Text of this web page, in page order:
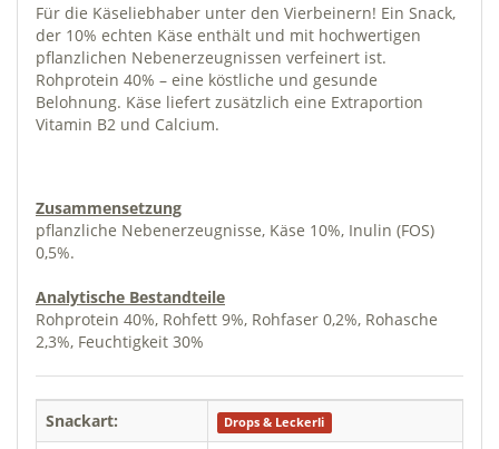
Für die Käseliebhaber unter den Vierbeinern! Ein Snack,
der 10% echten Käse enthält und mit hochwertigen
pflanzlichen Nebenerzeugnissen verfeinert ist.
Rohprotein 40% – eine köstliche und gesunde
Belohnung. Käse liefert zusätzlich eine Extraportion
Vitamin B2 und Calcium.
Zusammensetzung
pflanzliche Nebenerzeugnisse, Käse 10%, Inulin (FOS)
0,5%.
Analytische Bestandteile
Rohprotein 40%, Rohfett 9%, Rohfaser 0,2%, Rohasche
2,3%, Feuchtigkeit 30%
Snackart: Drops & Leckerli